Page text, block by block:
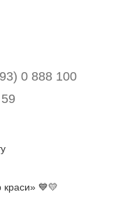
0 888 100
краси» 💙💛